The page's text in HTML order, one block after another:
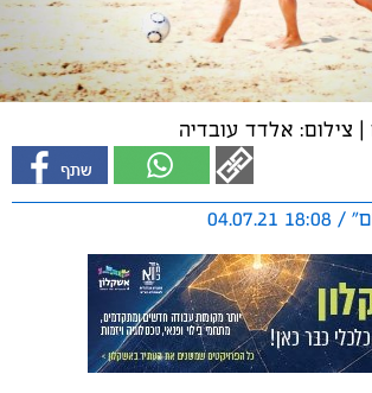
| צילום: אלדד עובדיה